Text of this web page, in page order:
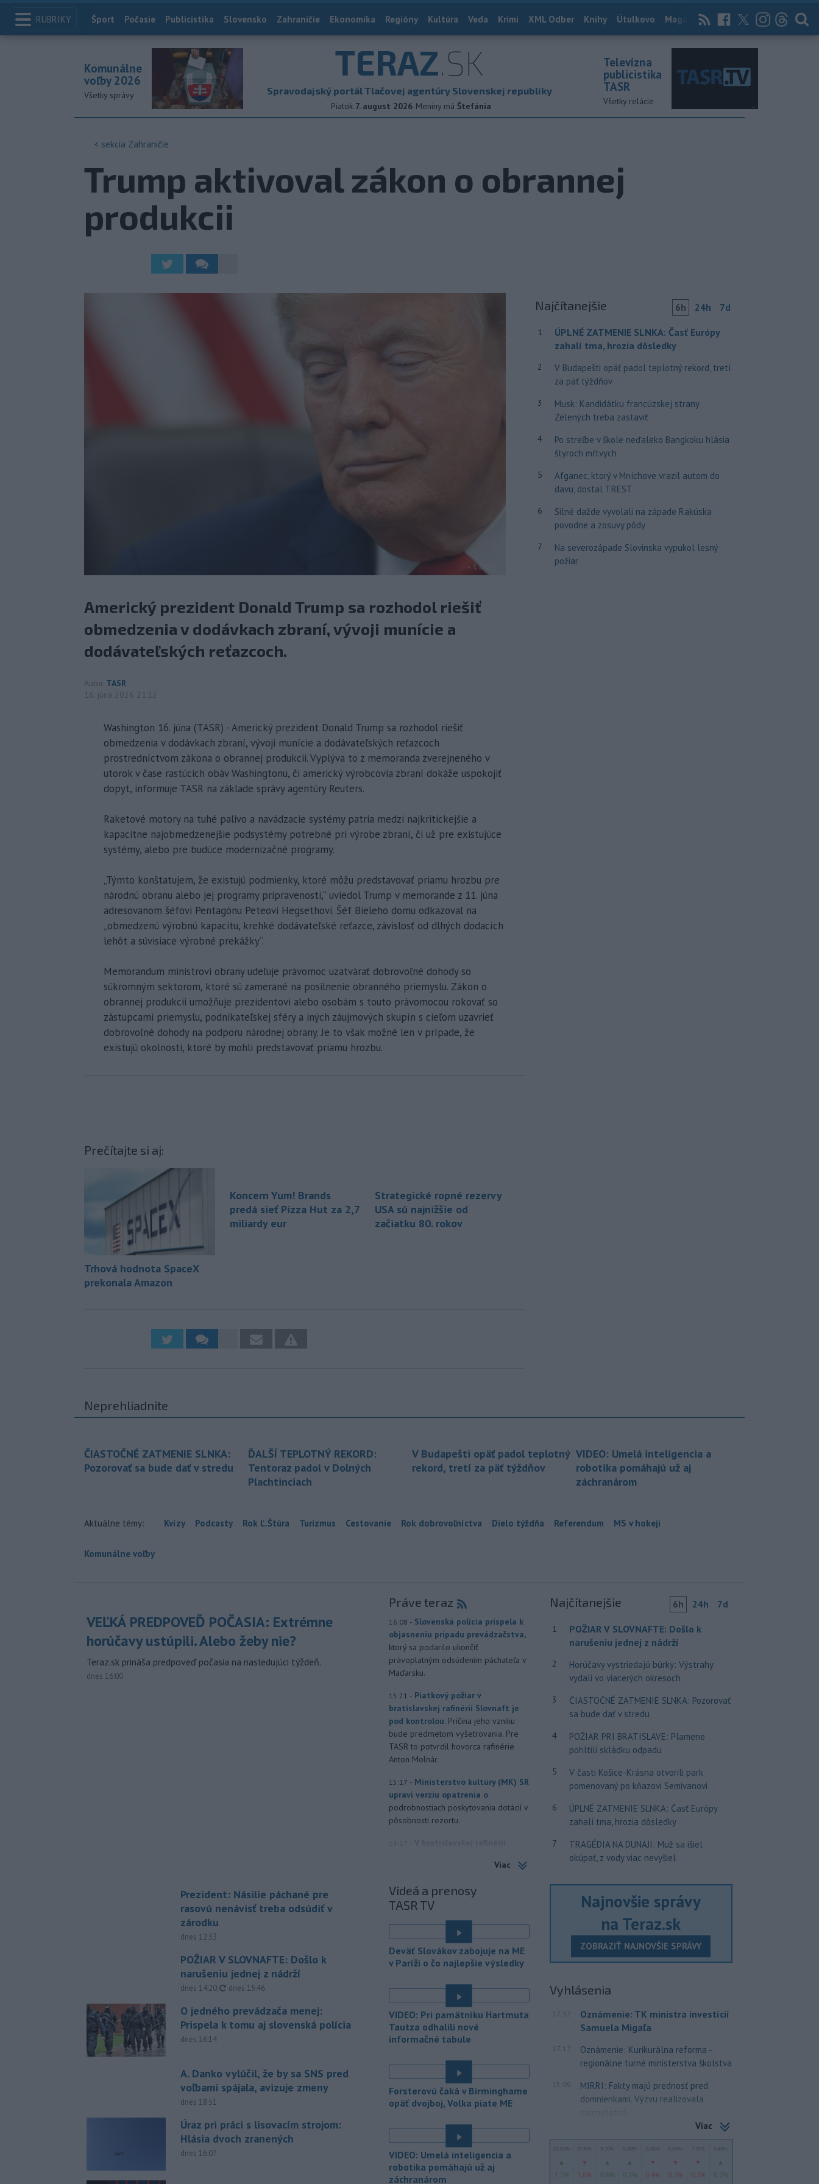
RUBRIKY Index
Šport Počasie Publicistika Slovensko Zahraničie Ekonomika Regióny Kultúra Veda Krimi XML Odber Knihy Útulkovo Magazín News Now Archív
TERAZ.SK
Spravodajský portál Tlačovej agentúry Slovenskej republiky
Piatok 7. august 2026 Meniny má Štefánia
Komunálne
voľby 2026
Všetky správy
Televízna
publicistika
TASR
Všetky relácie
< sekcia Zahraničie
Trump aktivoval zákon o obrannej
produkcii
Americký prezident Donald Trump sa rozhodol riešiť
obmedzenia v dodávkach zbraní, vývoji munície a
dodávateľských reťazcoch.
Autor TASR
16. júna 2026 21:12
Washington 16. júna (TASR) - Americký prezident Donald Trump sa rozhodol riešiť
obmedzenia v dodávkach zbraní, vývoji munície a dodávateľských reťazcoch
prostredníctvom zákona o obrannej produkcii. Vyplýva to z memoranda zverejneného v
utorok v čase rastúcich obáv Washingtonu, či americký výrobcovia zbraní dokáže uspokojiť
dopyt, informuje TASR na základe správy agentúry Reuters.
Raketové motory na tuhé palivo a navádzacie systémy patria medzi najkritickejšie a
kapacitne najobmedzenejšie podsystémy potrebné pri výrobe zbraní, či už pre existujúce
systémy, alebo pre budúce modernizačné programy.
„Týmto konštatujem, že existujú podmienky, ktoré môžu predstavovať priamu hrozbu pre
národnú obranu alebo jej programy pripravenosti,“ uviedol Trump v memorande z 11. júna
adresovanom šéfovi Pentagónu Peteovi Hegsethovi. Šéf Bieleho domu odkazoval na
„obmedzenú výrobnú kapacitu, krehké dodávateľské reťazce, závislosť od dlhých dodacích
lehôt a súvisiace výrobné prekážky“.
Memorandum ministrovi obrany udeľuje právomoc uzatvárať dobrovoľné dohody so
súkromným sektorom, ktoré sú zamerané na posilnenie obranného priemyslu. Zákon o
obrannej produkcii umožňuje prezidentovi alebo osobám s touto právomocou rokovať so
zástupcami priemyslu, podnikateľskej sféry a iných záujmových skupín s cieľom uzavrieť
dobrovoľné dohody na podporu národnej obrany. Je to však možné len v prípade, že
existujú okolnosti, ktoré by mohli predstavovať priamu hrozbu.
Prečítajte si aj:
Trhová hodnota SpaceX
prekonala Amazon
Koncern Yum! Brands
predá sieť Pizza Hut za 2,7
miliardy eur
Strategické ropné rezervy
USA sú najnižšie od
začiatku 80. rokov
Najčítanejšie 6h 24h 7d
1
ÚPLNÉ ZATMENIE SLNKA: Časť Európy
zahalí tma, hrozia dôsledky
2
V Budapešti opäť padol teplotný rekord, tretí
za päť týždňov
3
Musk: Kandidátku francúzskej strany
Zelených treba zastaviť
4
Po streľbe v škole neďaleko Bangkoku hlásia
štyroch mŕtvych
5
Afganec, ktorý v Mníchove vrazil autom do
davu, dostal TREST
6
Silné dažde vyvolali na západe Rakúska
povodne a zosuvy pôdy
7
Na severozápade Slovinska vypukol lesný
požiar
Neprehliadnite
ČIASTOČNÉ ZATMENIE SLNKA:
Pozorovať sa bude dať v stredu
ĎALŠÍ TEPLOTNÝ REKORD:
Tentoraz padol v Dolných
Plachtinciach
V Budapešti opäť padol teplotný
rekord, tretí za päť týždňov
VIDEO: Umelá inteligencia a
robotika pomáhajú už aj
záchranárom
Aktuálne témy: Kvízy Podcasty Rok Ľ.Štúra Turizmus Cestovanie Rok dobrovoľníctva Dielo týždňa Referendum MS v hokeji
Komunálne voľby
VEĽKÁ PREDPOVEĎ POČASIA: Extrémne
horúčavy ustúpili. Alebo žeby nie?
Teraz.sk prináša predpoveď počasia na nasledujúci týždeň.
dnes 16:00
Prezident: Násilie páchané pre
rasovú nenávisť treba odsúdiť v
zárodku
dnes 12:33
POŽIAR V SLOVNAFTE: Došlo k
narušeniu jednej z nádrží
dnes 14:20, aktualizované
dnes 15:46
O jedného prevádzača menej:
Prispela k tomu aj slovenská polícia
dnes 16:14
A. Danko vylúčil, že by sa SNS pred
voľbami spájala, avizuje zmeny
dnes 18:51
Úraz pri práci s lisovacím strojom:
Hlásia dvoch zranených
dnes 16:07
Práve teraz
16:08 - Slovenská polícia prispela k
objasneniu prípadu prevádzačstva,
ktorý sa podarilo ukončiť
právoplatným odsúdením páchateľa v
Maďarsku.
15:21 - Piatkový požiar v
bratislavskej rafinérii Slovnaft je
pod kontrolou. Príčina jeho vzniku
bude predmetom vyšetrovania. Pre
TASR to potvrdil hovorca rafinérie
Anton Molnár.
15:17 - Ministerstvo kultúry (MK) SR
upraví verziu opatrenia o
podrobnostiach poskytovania dotácií v
pôsobnosti rezortu.
V bratislavskej rafinérii
TASR o tom informovala
nebezpečenstvo.
na festivale môže byť vyššia
hluku. Je preto dobré držať sa
ďalej od reproduktorov, používať
chrániče sluchu či dodržiavať
12:49 - Podporu kandidatúre
Slovenskej republiky na nestále
členstvov Bezpečnostnej rade
Organizácie Spojených národov (OSN)
vyjadrilo už 123 zo 193 členských
štátov OSN.
12:31
Násilie páchané pre rasovú
inému národu treba odsúdiť v zárodku.
Na sociálnej sieti to v reakcii na útok
cudzincov v Nitre uviedol prezident
SR Peter Pellegrini.
Viac
Videá a prenosy
TASR TV
Deväť Slovákov zabojuje na ME
v Paríži o čo najlepšie výsledky
VIDEO: Pri pamätníku Hartmuta
Tautza odhalili nové
informačné tabule
Forsterovú čaká v Birminghame
opäť dvojboj, Volka piate ME
VIDEO: Umelá inteligencia a
robotika pomáhajú už aj
záchranárom
Najčítanejšie 6h 24h 7d
1
POŽIAR V SLOVNAFTE: Došlo k
narušeniu jednej z nádrží
2
Horúčavy vystriedajú búrky: Výstrahy
vydali vo viacerých okresoch
3
ČIASTOČNÉ ZATMENIE SLNKA: Pozorovať
sa bude dať v stredu
4
POŽIAR PRI BRATISLAVE: Plamene
pohltili skládku odpadu
5
V časti Košice-Krásna otvorili park
pomenovaný po kňazovi Semivanovi
6
ÚPLNÉ ZATMENIE SLNKA: Časť Európy
zahalí tma, hrozia dôsledky
7
TRAGÉDIA NA DUNAJI: Muž sa išiel
okúpať, z vody viac nevyšiel
Najnovšie správy
na Teraz.sk
ZOBRAZIŤ NAJNOVŠIE SPRÁVY
Vyhlásenia
17:32
Oznámenie: TK ministra investícií
Samuela Migaľa
17:17
Oznámenie: Kurikurálna reforma -
regionálne turné ministerstva školstva
15:09
MIRRI: Fakty majú prednosť pred
domnienkami. Výzvu realizovala
samostatná...
Viac